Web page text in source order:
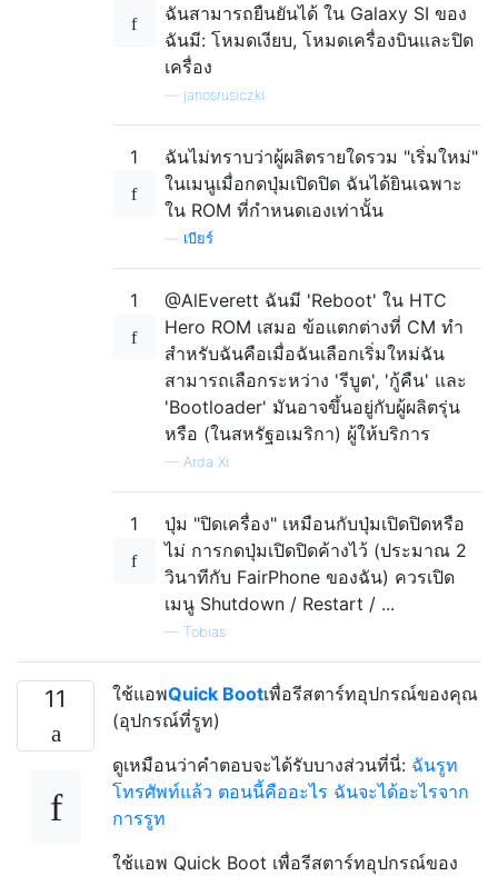
ฉันสามารถยืนยันได้ ใน Galaxy SI ของ
ฉันมี: โหมดเงียบ, โหมดเครื่องบินและปิด
เครื่อง
janosrusiczki
1
ฉันไม่ทราบว่าผู้ผลิตรายใดรวม "เริ่มใหม่"
ในเมนูเมื่อกดปุ่มเปิดปิด ฉันได้ยินเฉพาะ
ใน ROM ที่กำหนดเองเท่านั้น
เบียร์
1
@AlEverett ฉันมี 'Reboot' ใน HTC
Hero ROM เสมอ ข้อแตกต่างที่ CM ทำ
สำหรับฉันคือเมื่อฉันเลือกเริ่มใหม่ฉัน
สามารถเลือกระหว่าง 'รีบูต', 'กู้คืน' และ
'Bootloader' มันอาจขึ้นอยู่กับผู้ผลิตรุ่น
หรือ (ในสหรัฐอเมริกา) ผู้ให้บริการ
— Arda Xi
1
ปุ่ม "ปิดเครื่อง" เหมือนกับปุ่มเปิดปิดหรือ
ไม่ การกดปุ่มเปิดปิดค้างไว้ (ประมาณ 2
วินาทีกับ FairPhone ของฉัน) ควรเปิด
เมนู Shutdown / Restart / ...
— Tobias
11 ใช้แอพQuick Bootเพื่อรีสตาร์ทอุปกรณ์ของคุณ
(อุปกรณ์ที่รูท)
ดูเหมือนว่าคำตอบจะได้รับบางส่วนที่นี่: ฉันรูท
โทรศัพท์แล้ว ตอนนี้คืออะไร ฉันจะได้อะไรจาก
การรูท
ใช้แอพ Quick Boot เพื่อรีสตาร์ทอุปกรณ์ของ